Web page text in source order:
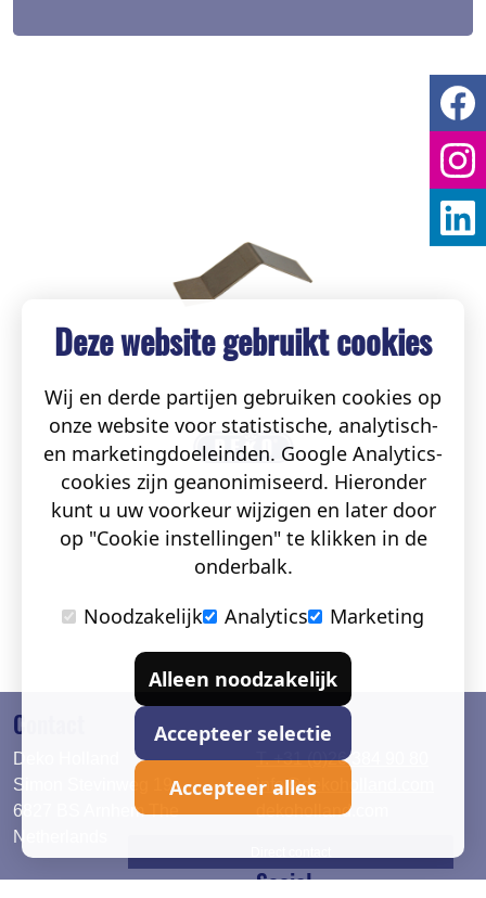
Contact
Deko Holland
Simon Stevinweg 19
6827 BS Arnhem The
Netherlands
T. +31 (0)26 384 90 80
info@dekoholland.com
dekoholland.com
Social
Deze website gebruikt cookies
Wij en derde partijen gebruiken cookies op
onze website voor statistische, analytisch-
en marketingdoeleinden. Google Analytics-
cookies zijn geanonimiseerd. Hieronder
kunt u uw voorkeur wijzigen en later door
op "Cookie instellingen" te klikken in de
onderbalk.
Noodzakelijk
Analytics Marketing
Alleen noodzakelijk
Accepteer selectie
Accepteer alles